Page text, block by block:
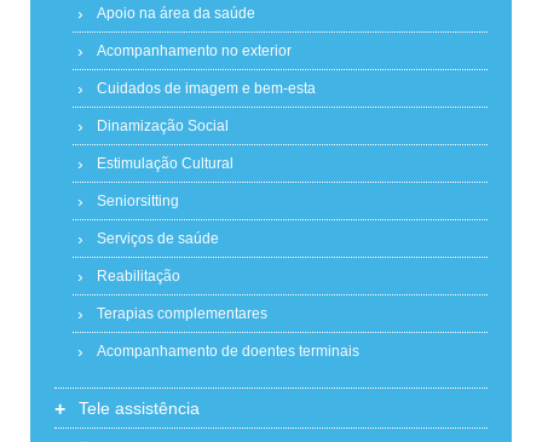
Apoio na área da saúde
Acompanhamento no exterior
Cuidados de imagem e bem-esta
Dinamização Social
Estimulação Cultural
Seniorsitting
Serviços de saúde
Reabilitação
Terapias complementares
Acompanhamento de doentes terminais
+ Tele assistência